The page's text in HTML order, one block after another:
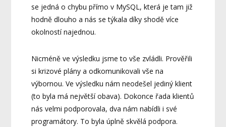
se jedná o chybu přímo v MySQL, která je tam již
hodně dlouho a nás se týkala díky shodě více
okolností najednou.
Nicméně ve výsledku jsme to vše zvládli. Prověřili
si krizové plány a odkomunikovali vše na
výbornou. Ve výsledku nám neodešel jediný klient
(to byla má největší obava). Dokonce řada klientů
nás velmi podporovala, dva nám nabídli i své
programátory. To byla úplně skvělá podpora.